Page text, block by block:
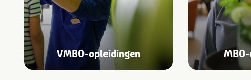
VMBO-opleidingen